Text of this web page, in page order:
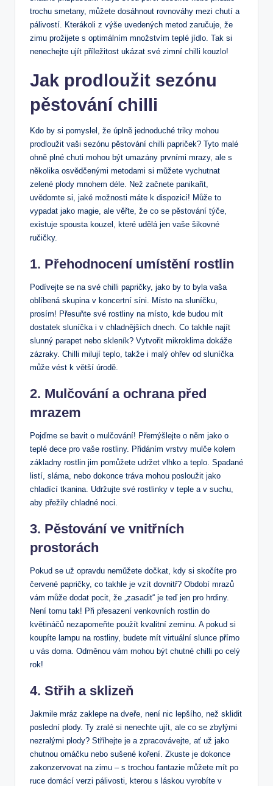
trochu smetany, můžete dosáhnout rovnováhy mezi chutí a
pálivostí. Kterákoli z výše uvedených metod zaručuje, že
zimu prožijete s optimálním množstvím teplé jídlo. Tak si
nenechejte ujít příležitost ukázat své zimní chilli kouzlo!
Jak prodloužit sezónu
pěstování chilli
Kdo by si pomyslel, že úplně jednoduché triky mohou
prodloužit vaši sezónu pěstování chilli papriček? Tyto malé
ohně plné chuti mohou být umazány prvními mrazy, ale s
několika osvědčenými metodami si můžete vychutnat
zelené plody mnohem déle. Než začnete panikařit,
uvědomte si, jaké možnosti máte k dispozici! Může to
vypadat jako magie, ale věřte, že co se pěstování týče,
existuje spousta kouzel, které udělá jen vaše šikovné
ručičky.
1. Přehodnocení umístění rostlin
Podívejte se na své chilli papričky, jako by to byla vaša
oblíbená skupina v koncertní síni. Místo na sluníčku,
prosím! Přesuňte své rostliny na místo, kde budou mít
dostatek sluníčka i v chladnějších dnech. Co takhle najít
slunný parapet nebo skleník? Vytvořit mikroklima dokáže
zázraky. Chilli milují teplo, takže i malý ohřev od sluníčka
může vést k větší úrodě.
2. Mulčování a ochrana před
mrazem
Pojďme se bavit o mulčování! Přemýšlejte o něm jako o
teplé dece pro vaše rostliny. Přidáním vrstvy mulče kolem
základny rostlin jim pomůžete udržet vlhko a teplo. Spadané
listí, sláma, nebo dokonce tráva mohou posloužit jako
chladící tkanina. Udržujte své rostlinky v teple a v suchu,
aby přežily chladné noci.
3. Pěstování ve vnitřních
prostorách
Pokud se už opravdu nemůžete dočkat, kdy si skočíte pro
červené papričky, co takhle je vzít dovnitř? Období mrazů
vám může dodat pocit, že „zasadit“ je teď jen pro hrdiny.
Není tomu tak! Při přesazení venkovních rostlin do
květináčů nezapomeňte použít kvalitní zeminu. A pokud si
koupíte lampu na rostliny, budete mít virtuální slunce přímo
u vás doma. Odměnou vám mohou být chutné chilli po celý
rok!
4. Střih a sklizeň
Jakmile mráz zaklepe na dveře, není nic lepšího, než sklidit
poslední plody. Ty zralé si nenechte ujít, ale co se zbylými
nezralými plody? Stříhejte je a zpracovávejte, ať už jako
chutnou omáčku nebo sušené koření. Zkuste je dokonce
zakonzervovat na zimu – s trochou fantazie můžete mít po
ruce domácí verzi pálivosti, kterou s láskou vyrobíte v